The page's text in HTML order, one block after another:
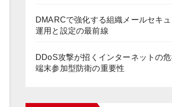
DMARCで強化する組織メールセキュ
運用と設定の最前線
DDoS攻撃が招くインターネットの
端末参加型防衛の重要性